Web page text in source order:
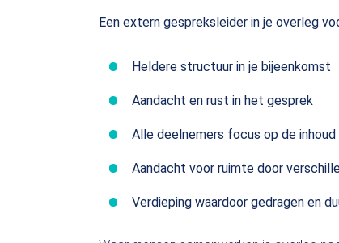
Een extern gespreksleider in je overleg
Heldere structuur in je bijeenkomst
Aandacht en rust in het gesprek
Alle deelnemers focus op de inhoud
Aandacht voor ruimte door
Verdieping waardoor gedragen en